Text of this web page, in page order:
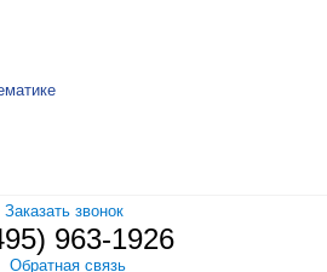
Заказать звонок
963-1926
Обратная связь